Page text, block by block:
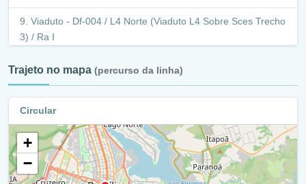
Viaduto - Df-004 / L4 Norte (Viaduto L4 Sobre Sces Trecho
3) / Ra I
Sces Trecho 3 / Ra I
Viaduto - Sces Trecho 3 (Viaduto Sces Trecho 3 Sobre
Sces Trecho 2) / Ra I
Via Ponte Jk / 3º Ponte (Sces Trecho 2) / Ra I
Trajeto no mapa (percurso da linha)
Circular
+
−